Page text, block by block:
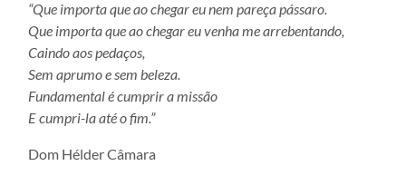
“Que importa que ao chegar eu nem pareça pássaro.
Que importa que ao chegar eu venha me arrebentando,
Caindo aos pedaços,
Sem aprumo e sem beleza.
Fundamental é cumprir a missão
E cumpri-la até o fim.”
Dom Hélder Câmara